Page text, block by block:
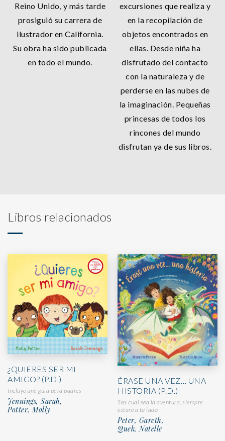
Reino Unido, y más tarde
prosiguió su carrera de
ilustrador en California.
Su obra ha sido publicada
en todo el mundo.
excursiones que realiza y
en la recopilación de
objetos encontrados en
ellas. Desde niña ha
disfrutado del contacto
con la naturaleza y de
perderse en las nubes de
la imaginación. Pequeñas
princesas de todos los
rincones del mundo
disfrutan ya de sus libros.
Libros relacionados
¿QUIERES SER MI
AMIGO? (P.D.)
Incluye una guía para padres
Jennings, Sarah,
Potter, Molly
ÉRASE UNA VEZ… UNA
HISTORIA (P.D.)
Sea cual sea la aventura, siempre
estaré a tu lado
Peter, Gareth,
Quek, Natelle